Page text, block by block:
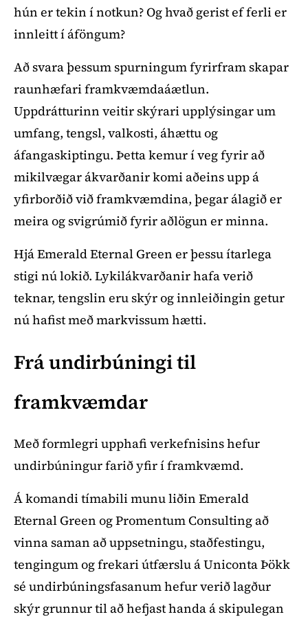
hún er tekin í notkun? Og hvað gerist ef ferli er
innleitt í áföngum?
Að svara þessum spurningum fyrirfram skapar
raunhæfari framkvæmdaáætlun.
Uppdrátturinn veitir skýrari upplýsingar um
umfang, tengsl, valkosti, áhættu og
áfangaskiptingu. Þetta kemur í veg fyrir að
mikilvægar ákvarðanir komi aðeins upp á
yfirborðið við framkvæmdina, þegar álagið er
meira og svigrúmið fyrir aðlögun er minna.
Hjá Emerald Eternal Green er þessu ítarlega
stigi nú lokið. Lykilákvarðanir hafa verið
teknar, tengslin eru skýr og innleiðingin getur
nú hafist með markvissum hætti.
Frá undirbúningi til
framkvæmdar
Með formlegri upphafi verkefnisins hefur
undirbúningur farið yfir í framkvæmd.
Á komandi tímabili munu liðin Emerald
Eternal Green og Promentum Consulting að
vinna saman að uppsetningu, staðfestingu,
tengingum og frekari útfærslu á Uniconta Þökk
sé undirbúningsfasanum hefur verið lagður
skýr grunnur til að hefjast handa á skipulegan